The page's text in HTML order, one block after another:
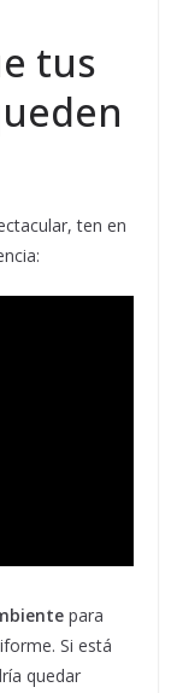
tus
ten en
para
Si está
quedar